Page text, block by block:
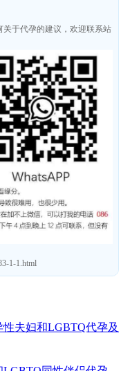
于代孕的建议，欢迎联系站
1-1.html
夫妇和LGBTQ代孕及